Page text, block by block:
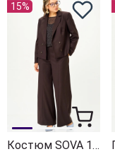
15%
Костюм SOVA 11346 коричневый